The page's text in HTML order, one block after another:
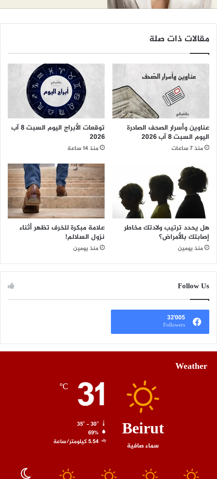
مقالات ذات صلة
عناوين وأسرار الصحف الصادرة
اليوم السبت 8 آب 2026
منذ 7 ساعات
توقعات الأبراج اليوم السبت 8 آب
2026
منذ 14 ساعة
هل يحدد ترتيب ولادتك مخاطر
إصابتك بالأمراض؟
منذ يومين
علامة مبكرة للخرف تظهر أثناء
نزول السلالم!
منذ يومين
Follow Us
32٬005
Followers
Weather
Beirut
سماء صافية
31
℃
35º - 30º
69%
5.54 كيلومتر/ساعة